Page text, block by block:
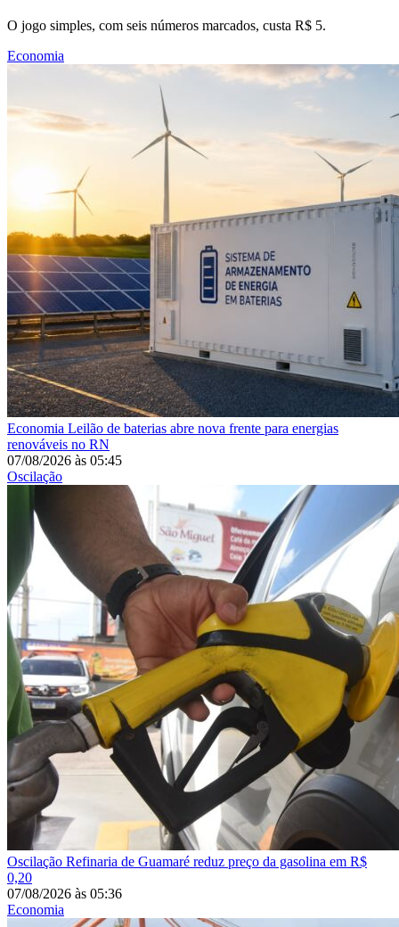
O jogo simples, com seis números marcados, custa R$ 5.
Economia
Economia Leilão de baterias abre nova frente para energias
renováveis no RN
07/08/2026 às 05:45
Oscilação
Oscilação Refinaria de Guamaré reduz preço da gasolina em R$
0,20
07/08/2026 às 05:36
Economia